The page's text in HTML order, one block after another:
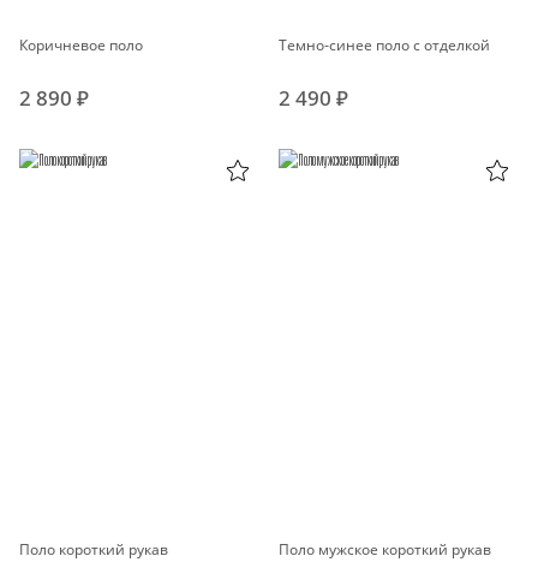
Коричневое поло
2 890 ₽
Темно-синее поло с отделкой
2 490 ₽
Поло короткий рукав Поло мужское короткий рукав